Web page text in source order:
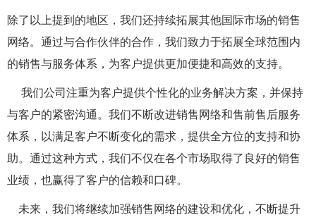
除了以上提到的地区，我们还持续拓展其他国际市场的销售
网络。通过与合作伙伴的合作，我们致力于拓展全球范围内
的销售与服务体系，为客户提供更加便捷和高效的支持。
我们公司注重为客户提供个性化的业务解决方案，并保持
与客户的紧密沟通。我们不断改进销售网络和售前售后服务
体系，以满足客户不断变化的需求，提供全方位的支持和协
助。通过这种方式，我们不仅在各个市场取得了良好的销售
业绩，也赢得了客户的信赖和口碑。
未来，我们将继续加强销售网络的建设和优化，不断提升